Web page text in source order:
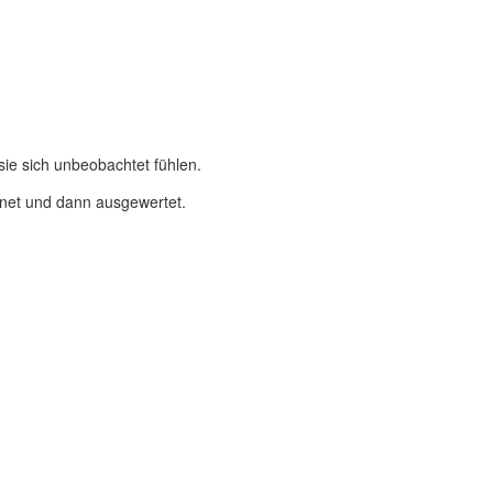
sich unbeobachtet fühlen.
und dann ausgewertet.